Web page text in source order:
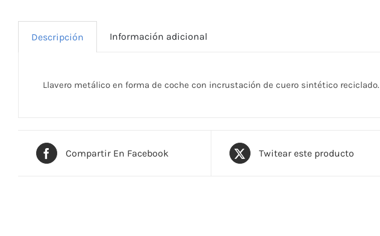
Descripción Información adicional
Llavero metálico en forma de coche con incrustación de cuero sintético reciclado.
Compartir En Facebook Twitear este producto